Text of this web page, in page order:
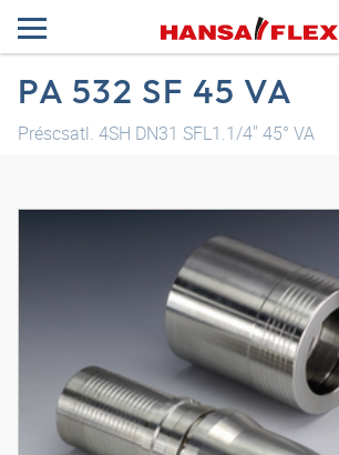
PA 532 SF 45 VA
Préscsatl. 4SH DN31 SFL1.1/4" 45° VA